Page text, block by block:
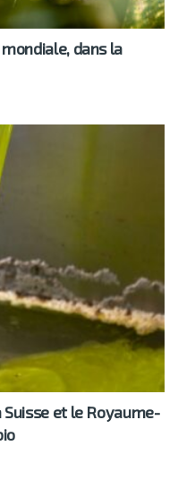
dans la
Suisse et le Royaume-